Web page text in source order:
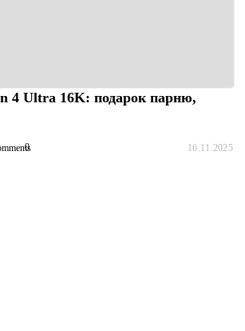
4 Ultra 16K: подарок парню,
0 16.11.2025